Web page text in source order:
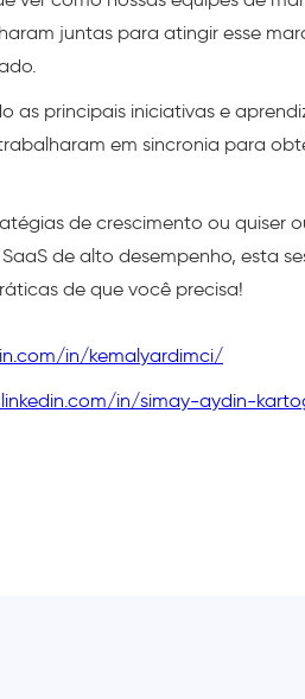
juntas para atingir esse
as principais iniciativas e
em sincronia para
de crescimento ou quiser
de alto desempenho, esta
de que você precisa!
in/kemalyardimci/
in/simay-aydin-